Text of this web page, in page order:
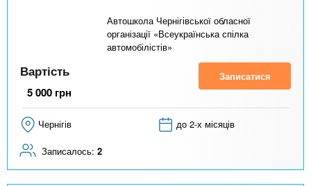
Автошкола Чернігівської обласної
організації «Всеукраїнська спілка
автомобілістів»
Вартість
5 000 грн
Записатися
Чернігів до 2-х місяців
Записалось: 2